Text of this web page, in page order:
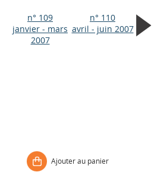
n° 109
janvier - mars
2007
n° 110
avril - juin 2007
Ajouter au panier